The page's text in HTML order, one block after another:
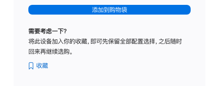
-
标
璃
添加到购物袋
需要考虑一下？
将此设备加入你的收藏，即可先保留全部配置选择，之后随时
回来再继续选购。
收藏